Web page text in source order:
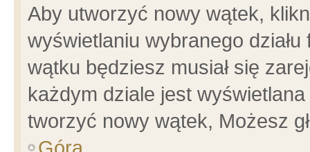
Aby utworzyć nowy wątek,
wyświetlaniu wybranego
wątku będziesz musiał się
każdym dziale jest
tworzyć nowy wątek, Możesz